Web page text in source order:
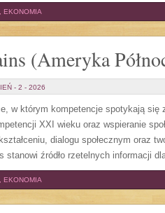
EKONOMIA
(Ameryka
- 2 - 2026
w którym kompetencje spotykają się
XXI wieku oraz wspieranie
dialogu społecznym oraz
stanowi źródło rzetelnych informacji
EKONOMIA